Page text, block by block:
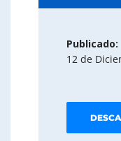
Publicado:
12 de